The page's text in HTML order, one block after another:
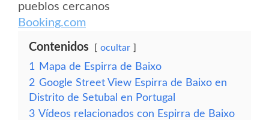
pueblos cercanos
Booking.com
Contenidos ocultar
1
Mapa de Espirra de Baixo
2 Google Street View Espirra de Baixo en
Distrito de Setubal en Portugal
3 Vídeos relacionados con Espirra de Baixo